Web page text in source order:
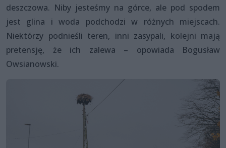
deszczowa. Niby jesteśmy na górce, ale pod spodem
jest glina i woda podchodzi w różnych miejscach.
Niektórzy podnieśli teren, inni zasypali, kolejni mają
pretensję, że ich zalewa – opowiada Bogusław
Owsianowski.